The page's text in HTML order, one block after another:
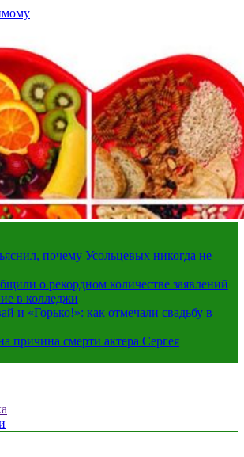
почему Усольцевых никогда не
о рекордном количестве заявлений
в колледжи
и «Горько!»: как отмечали свадьбу в
причина смерти актера Сергея